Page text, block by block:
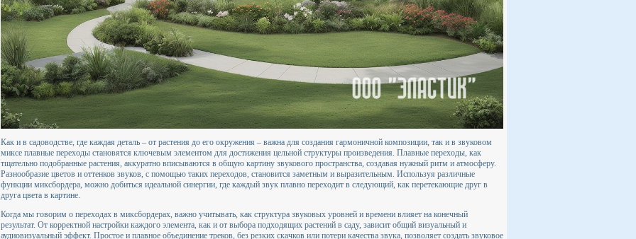
Как и в садоводстве, где каждая деталь – от растения до его окружения – важна для создания гармоничной композиции, так и в звуковом
миксе плавные переходы становятся ключевым элементом для достижения цельной структуры произведения. Плавные переходы, как
тщательно подобранные растения, аккуратно вписываются в общую картину звукового пространства, создавая нужный ритм и атмосферу.
Разнообразие цветов и оттенков звуков, с помощью таких переходов, становится заметным и выразительным. Используя различные
функции миксбордера, можно добиться идеальной синергии, где каждый звук плавно переходит в следующий, как перетекающие друг в
друга цвета в картине.
Когда мы говорим о переходах в миксбордерах, важно учитывать, как структура звуковых уровней и времени влияет на конечный
результат. От корректной настройки каждого элемента, как и от выбора подходящих растений в саду, зависит общий визуальный и
аудиовизуальный эффект. Простое и плавное объединение треков, без резких скачков или потери качества звука, позволяет создать звуковое